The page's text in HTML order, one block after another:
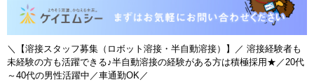
＼【溶接スタッフ募集（ロボット溶接・半自動溶接）】／ 溶接経験者も
未経験の方も活躍できる♪半自動溶接の経験がある方は積極採用★／20代
～40代の男性活躍中／車通勤OK／